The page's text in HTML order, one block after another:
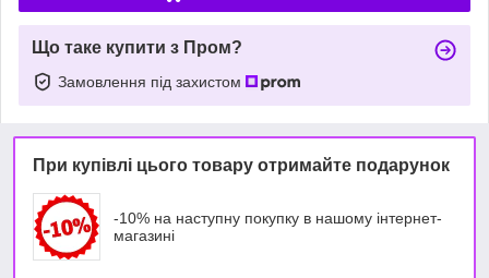
Що таке купити з Пром?
Замовлення під захистом
При купівлі цього товару отримайте подарунок
-10% на наступну покупку в нашому інтернет-
магазині